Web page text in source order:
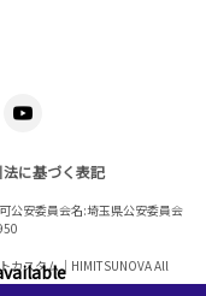
に基づく表記
公安委員会名:埼玉県公安委員会
カスタム｜HIMITSUNOVA All